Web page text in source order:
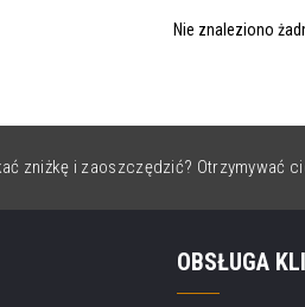
Nie znaleziono
zniżkę i zaoszczędzić? Otrzymywać
OBSŁUGA